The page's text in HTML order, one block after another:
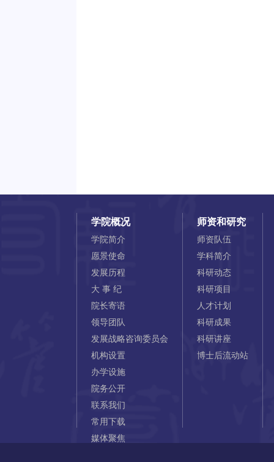
学院概况
学院简介
愿景使命
发展历程
大 事 纪
院长寄语
领导团队
发展战略咨询委员会
机构设置
办学设施
院务公开
联系我们
常用下载
媒体聚焦
师资和研究
师资队伍
学科简介
科研动态
科研项目
人才计划
科研成果
科研讲座
博士后流动站